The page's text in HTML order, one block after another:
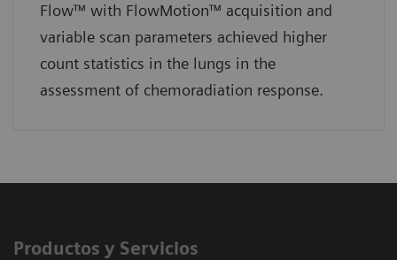
Flow™ with FlowMotion™ acquisition and
variable scan parameters achieved higher
count statistics in the lungs in the
assessment of chemoradiation response.
Productos y Servicios